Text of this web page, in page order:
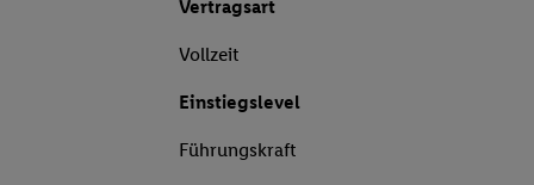
Vertragsart
Vollzeit
Einstiegslevel
Führungskraft